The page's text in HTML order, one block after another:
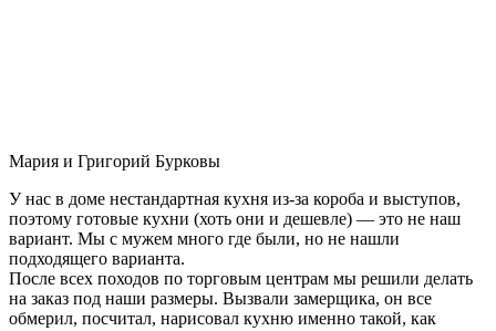
Мария и Григорий Бурковы
У нас в доме нестандартная кухня из-за короба и выступов,
поэтому готовые кухни (хоть они и дешевле) — это не наш
вариант. Мы с мужем много где были, но не нашли
подходящего варианта.
После всех походов по торговым центрам мы решили делать
на заказ под наши размеры. Вызвали замерщика, он все
обмерил, посчитал, нарисовал кухню именно такой, как